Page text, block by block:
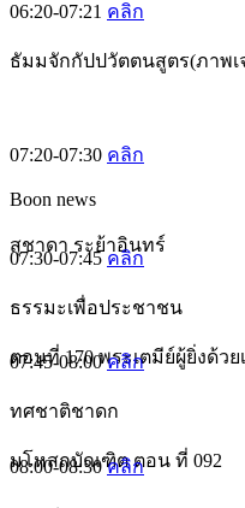
06:20-07:21 คลิก
ธัมมจักกัปปวัตตนสูตร(ภาพเ
07:20-07:30 คลิก
Boon news
สุชาดา ระย้าอินทร์
07:30-07:45คลิก
ธรรมะเพื่อประชาชน
ตอนที่ 170 พระเตมีย์ผู้ยิ่งด้ว
07:45-08:00คลิก
ทศชาติชาดก
มโหสถบัณฑิต ตอน ที่ 092
08:00-08:30คลิก